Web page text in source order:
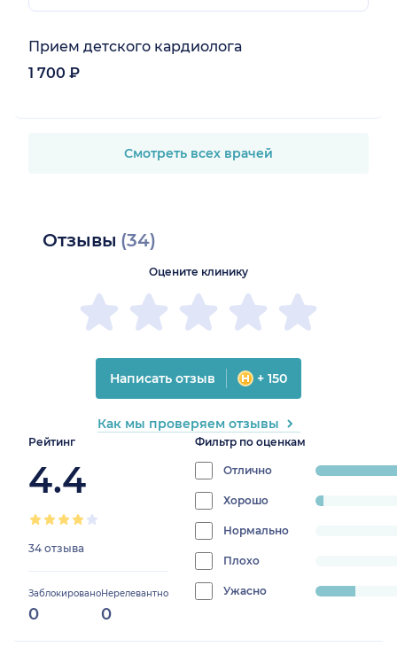
Прием детского кардиолога
1 700 ₽
Смотреть всех врачей
Отзывы (34)
Рейтинг
4.4
34 отзыва
Заблокировано
0
Нерелевантно
0
Фильтр по оценкам
Отличноprogress:
Хорошо
2.941176470588235%
Нормально
0%
Плохо
Ужасно
progress:
14.705882352941178%
Оцените клинику
Написать отзыв + 150
Как мы проверяем отзывы